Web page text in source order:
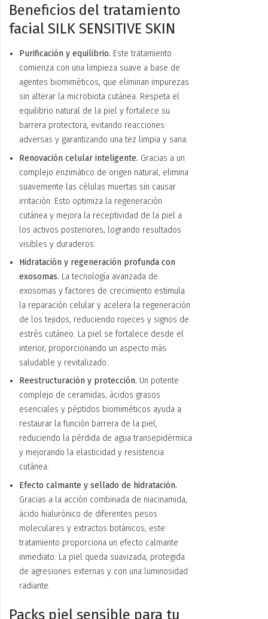
Beneficios del tratamiento
facial SILK SENSITIVE SKIN
Purificación y equilibrio. Este tratamiento
comienza con una limpieza suave a base de
agentes biomiméticos, que eliminan impurezas
sin alterar la microbiota cutánea. Respeta el
equilibrio natural de la piel y fortalece su
barrera protectora, evitando reacciones
adversas y garantizando una tez limpia y sana.
Renovación celular inteligente. Gracias a un
complejo enzimático de origen natural, elimina
suavemente las células muertas sin causar
irritación. Esto optimiza la regeneración
cutánea y mejora la receptividad de la piel a
los activos posteriores, logrando resultados
visibles y duraderos.
Hidratación y regeneración profunda con
exosomas. La tecnología avanzada de
exosomas y factores de crecimiento estimula
la reparación celular y acelera la regeneración
de los tejidos, reduciendo rojeces y signos de
estrés cutáneo. La piel se fortalece desde el
interior, proporcionando un aspecto más
saludable y revitalizado.
Reestructuración y protección. Un potente
complejo de ceramidas, ácidos grasos
esenciales y péptidos biomiméticos ayuda a
restaurar la función barrera de la piel,
reduciendo la pérdida de agua transepidérmica
y mejorando la elasticidad y resistencia
cutánea.
Efecto calmante y sellado de hidratación.
Gracias a la acción combinada de niacinamida,
ácido hialurónico de diferentes pesos
moleculares y extractos botánicos, este
tratamiento proporciona un efecto calmante
inmediato. La piel queda suavizada, protegida
de agresiones externas y con una luminosidad
radiante.
Packs piel sensible para tu